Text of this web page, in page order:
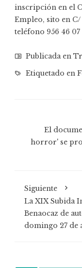
inscripción en el
Empleo, sito en
teléfono 956 46 07
Publicada en
Etiquetado en
El
horror' se
Siguiente
La XIX Subida
Benaocaz de
domingo 27 de